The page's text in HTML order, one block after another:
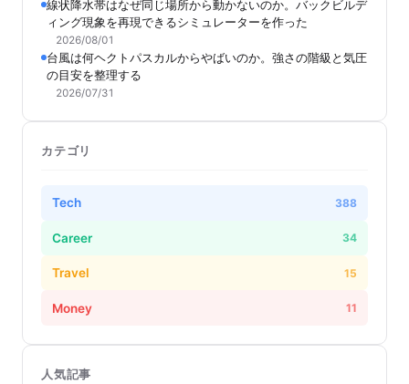
線状降水帯はなぜ同じ場所から動かないのか。バックビルデ
ィング現象を再現できるシミュレーターを作った
2026/08/01
台風は何ヘクトパスカルからやばいのか。強さの階級と気圧
の目安を整理する
2026/07/31
カテゴリ
Tech 388
Career 34
Travel 15
Money 11
人気記事